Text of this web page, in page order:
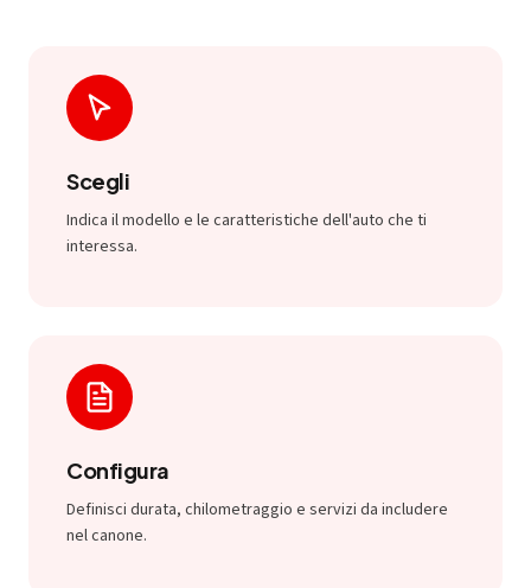
Scegli
Indica il modello e le caratteristiche dell'auto che ti
interessa.
Configura
Definisci durata, chilometraggio e servizi da includere
nel canone.